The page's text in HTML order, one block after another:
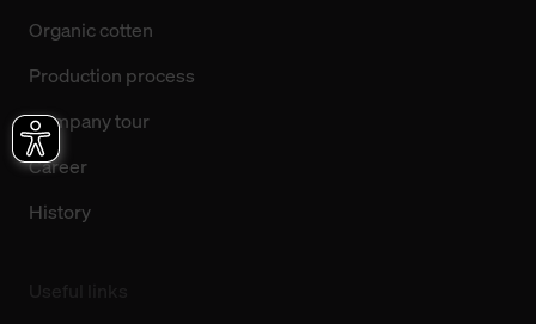
Organic cotten
Production process
Company tour
Career
History